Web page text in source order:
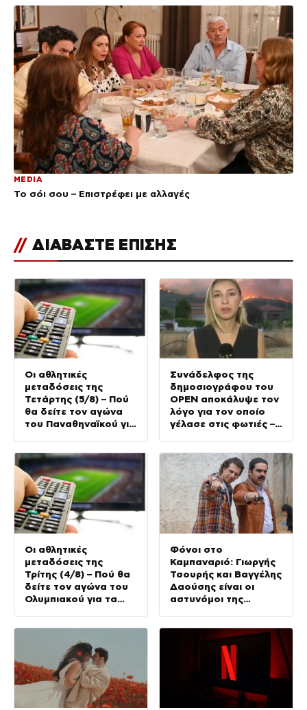
MEDIA
Το σόι σου – Επιστρέφει με αλλαγές
// ΔΙΑΒΑΣΤΕ ΕΠΙΣΗΣ
Οι αθλητικές
μεταδόσεις της
Τετάρτης (5/8) – Πού
θα δείτε τον αγώνα
του Παναθηναϊκού για
Συνάδελφος της
δημοσιογράφου του
OPEN αποκάλυψε τον
λόγο για τον οποίο
γέλασε στις φωτιές –
Οι αθλητικές
μεταδόσεις της
Τρίτης (4/8) – Πού θα
δείτε τον αγώνα του
Ολυμπιακού για τα
Φόνοι στο
Καμπαναριό: Γιωργής
Τσουρής και Βαγγέλης
Δαούσης είναι οι
αστυνόμοι της